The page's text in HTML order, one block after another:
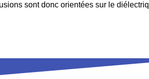
sont donc orientées sur le